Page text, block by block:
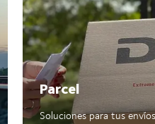
Parcel
Soluciones para tus